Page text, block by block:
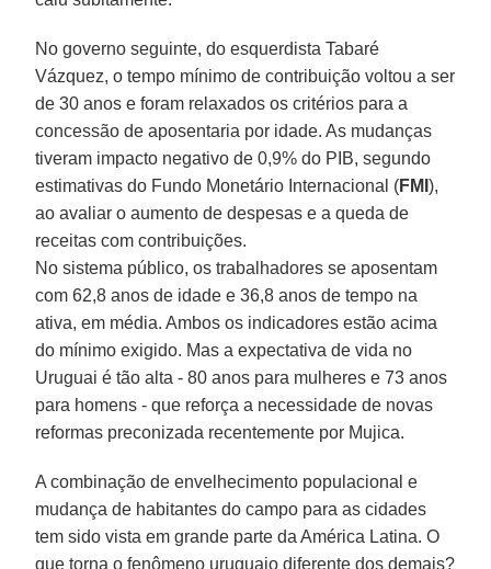
No governo seguinte, do esquerdista Tabaré
Vázquez, o tempo mínimo de contribuição voltou a ser
de 30 anos e foram relaxados os critérios para a
concessão de aposentaria por idade. As mudanças
tiveram impacto negativo de 0,9% do PIB, segundo
estimativas do Fundo Monetário Internacional (FMI),
ao avaliar o aumento de despesas e a queda de
receitas com contribuições.
No sistema público, os trabalhadores se aposentam
com 62,8 anos de idade e 36,8 anos de tempo na
ativa, em média. Ambos os indicadores estão acima
do mínimo exigido. Mas a expectativa de vida no
Uruguai é tão alta - 80 anos para mulheres e 73 anos
para homens - que reforça a necessidade de novas
reformas preconizada recentemente por Mujica.
A combinação de envelhecimento populacional e
mudança de habitantes do campo para as cidades
tem sido vista em grande parte da América Latina. O
que torna o fenômeno uruguaio diferente dos demais?